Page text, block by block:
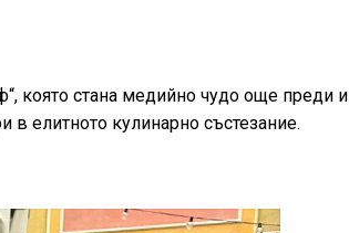
която стана медийно чудо още преди
в елитното кулинарно състезание.